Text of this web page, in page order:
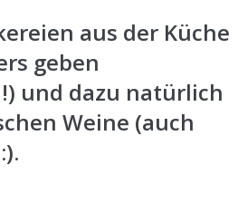
aus der Küche
geben
und dazu natürlich
Weine (auch